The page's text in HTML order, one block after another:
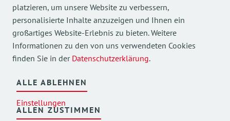
platzieren, um unsere Website zu verbessern,
personalisierte Inhalte anzuzeigen und Ihnen ein
großartiges Website-Erlebnis zu bieten. Weitere
Informationen zu den von uns verwendeten Cookies
finden Sie in der Datenschutzerklärung.
ALLE ABLEHNEN
Einstellungen
ALLEN ZUSTIMMEN
Mehr Einblicke in unsere Arbeit finden Sie auch auf
unseren Social Media Kanälen.